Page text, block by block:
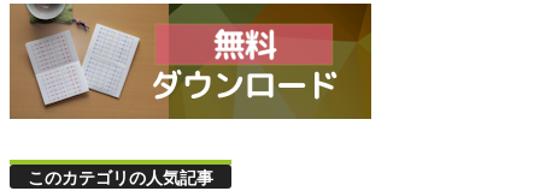
このカテゴリの人気記事